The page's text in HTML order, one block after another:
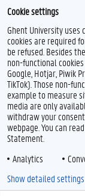
Oasis
Research
F
a
c
e
b
o
o
k
L
i
n
k
e
d
I
Feedback
Privacy
Disclaimer
Toegankelijkheid
© 2026 Universiteit
Cookie settings
Ghent University uses
cookies are required
be refused. Besides
non-functional
Google, Hotjar, Piwik
TikTok). Those non-
example to measure
media are only
withdraw your
webpage. You can
Statement.
Analytics
Show detailed settings